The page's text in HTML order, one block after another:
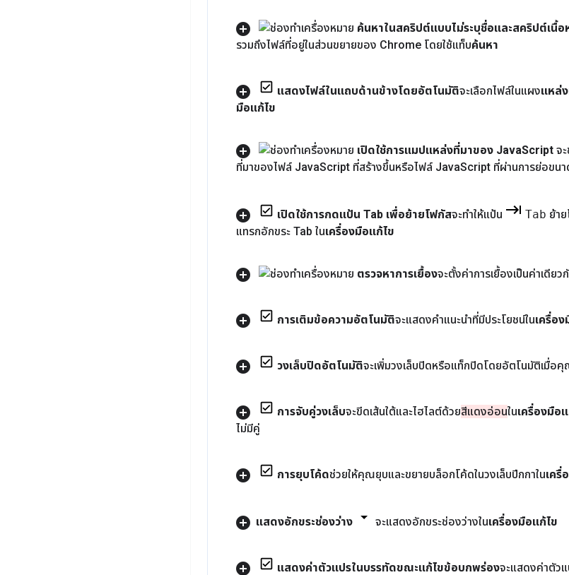
ค้นหาในสคริปต์แบบไม่ระบุชื่อและสคริปต์เนื้อ
รวมถึงไฟล์ที่อยู่ในส่วนขยายของ Chrome โดยใช้แท็บค้นหา
แสดงไฟล์ในแถบด้านข้างโดยอัตโนมัติจะเลือกไฟล์ในแผงแหล่
มือแก้ไข
เปิดใช้การแมปแหล่งที่มาของ JavaScript จ
ที่มาของไฟล์ JavaScript ที่สร้างขึ้นหรือไฟล์ JavaScript ที่ผ่านการย่อขนา
เปิดใช้การกดแป้น Tab เพื่อย้ายโฟกัสจะทำให้แป้น Tab ย้า
แทรกอักขระ Tab ในเครื่องมือแก้ไข
ตรวจหาการเยื้องจะตั้งค่าการเยื้องเป็นค่าเดียว
การเติมข้อความอัตโนมัติจะแสดงคําแนะนําที่มีประโยชน์ในเครื่อ
วงเล็บปิดอัตโนมัติจะเพิ่มวงเล็บปิดหรือแท็กปิดโดยอัตโนมัติเมื่อ
การจับคู่วงเล็บจะขีดเส้นใต้และไฮไลต์ด้วยสีแดงอ่อนในเครื่องมือ
ไม่มีคู่
การยุบโค้ดช่วยให้คุณยุบและขยายบล็อกโค้ดในวงเล็บปีกกาในเครื่
แสดงอักขระช่องว่าง จะแสดงอักขระช่องว่างในเครื่องมือแก้ไข
แสดงค่าตัวแปรในบรรทัดขณะแก้ไขข้อบกพร่องจะแสดงค่าตัว